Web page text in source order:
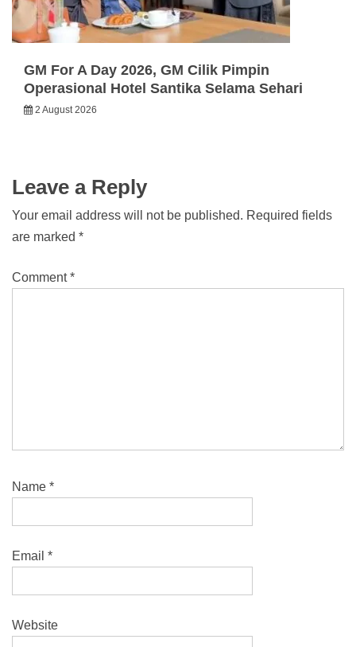
GM For A Day 2026, GM Cilik Pimpin
Operasional Hotel Santika Selama Sehari
2 August 2026
Leave a Reply
Your email address will not be published. Required fields
are marked *
Comment*
Name *
Email *
Website